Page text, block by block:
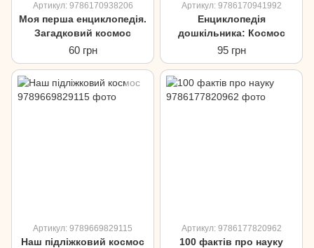
Артикул: 9786170938206
Моя перша енциклопедія.
Загадковий космос
60 грн
Артикул: 9786170941992
Енциклопедія
дошкільника: Космос
95 грн
Артикул: 9789669829115
Наш пiдлiжковий космос
Артикул: 9786177820962
100 фактів про науку